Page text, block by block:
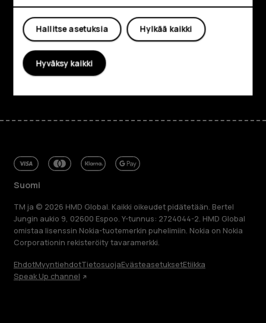
Planet and people
Tuki
FacebookInstagram
TiktokYoutube
Suomi
TM ja © 2026 HMD Global. Kaikki oikeudet pidätetään. Bertel
Jungin aukio 9, 02600 Espoo. Y-tunnus: 2724044-2. HMD Global
omistaa lisenssin Nokia-tuotemerkin puhelimiin. Nokia on Nokia
Corporationin rekisteröity tavaramerkki.
EhdotMyyntiehdotTietosuojaEvästeasetuksetEtiikka
Speak Up channel
Hylkää kaikki
Hallitse asetuksia
Hyväksy kaikki